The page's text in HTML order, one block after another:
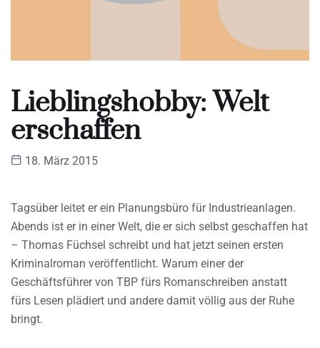
Lieblingshobby: Welt
erschaffen
18. März 2015
Tagsüber leitet er ein Planungsbüro für Industrieanlagen.
Abends ist er in einer Welt, die er sich selbst geschaffen hat
– Thomas Füchsel schreibt und hat jetzt seinen ersten
Kriminalroman veröffentlicht. Warum einer der
Geschäftsführer von TBP fürs Romanschreiben anstatt
fürs Lesen plädiert und andere damit völlig aus der Ruhe
bringt.